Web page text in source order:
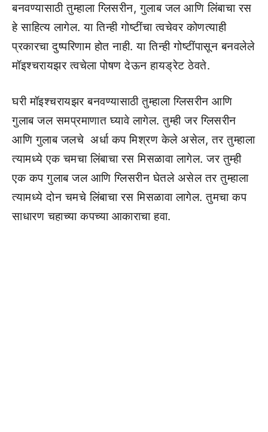
बनवण्यासाठी तुम्हाला ग्लिसरीन, गुलाब जल आणि लिंबाचा रस
हे साहित्य लागेल. या तिन्ही गोष्टींचा त्वचेवर कोणत्याही
प्रकारचा दुष्परिणाम होत नाही. या तिन्ही गोष्टींपासून बनवलेले
मॉइश्चरायझर त्वचेला पोषण देऊन हायड्रेट ठेवते.
घरी मॉइश्चरायझर बनवण्यासाठी तुम्हाला ग्लिसरीन आणि
गुलाब जल समप्रमाणात घ्यावे लागेल. तुम्ही जर ग्लिसरीन
आणि गुलाब जलचे अर्धा कप मिश्रण केले असेल, तर तुम्हाला
त्यामध्ये एक चमचा लिंबाचा रस मिसळावा लागेल. जर तुम्ही
एक कप गुलाब जल आणि ग्लिसरीन घेतले असेल तर तुम्हाला
त्यामध्ये दोन चमचे लिंबाचा रस मिसळावा लागेल. तुमचा कप
साधारण चहाच्या कपच्या आकाराचा हवा.